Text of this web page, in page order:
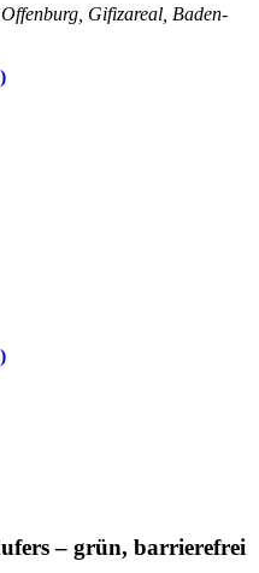
Gifizareal, Baden-
– grün, barrierefrei